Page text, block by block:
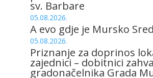
sv. Barbare
05.08.2026.
A evo gdje je Mursko
05.08.2026.
Priznanje za doprinos
zajednici – dobitnici
gradonačelnika Grada